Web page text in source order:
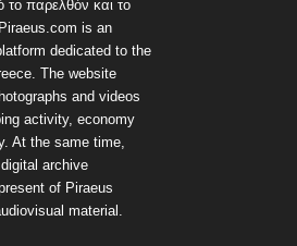
το παρελθόν και το
is an
dedicated to the
The website
and videos
activity, economy
At the same time,
archive
of Piraeus
material.